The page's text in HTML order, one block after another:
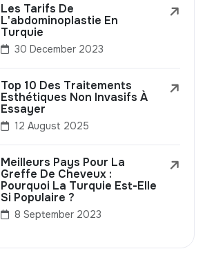
Les Tarifs De
L'abdominoplastie En
Turquie
30 December 2023
Top 10 Des Traitements
Esthétiques Non Invasifs À
Essayer
12 August 2025
Meilleurs Pays Pour La
Greffe De Cheveux :
Pourquoi La Turquie Est-Elle
Si Populaire ?
8 September 2023